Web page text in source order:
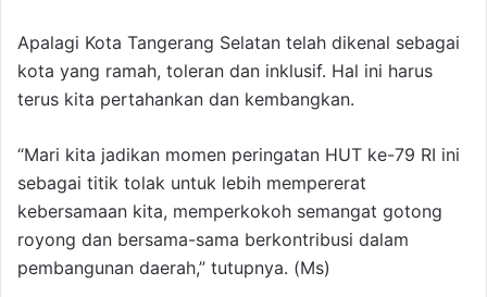
Apalagi Kota Tangerang Selatan telah dikenal sebagai
kota yang ramah, toleran dan inklusif. Hal ini harus
terus kita pertahankan dan kembangkan.
“Mari kita jadikan momen peringatan HUT ke-79 RI ini
sebagai titik tolak untuk lebih mempererat
kebersamaan kita, memperkokoh semangat gotong
royong dan bersama-sama berkontribusi dalam
pembangunan daerah,” tutupnya. (Ms)